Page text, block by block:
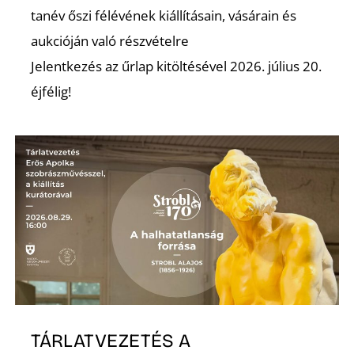
tanév őszi félévének kiállításain, vásárain és
aukcióján való részvételre
Jelentkezés az űrlap kitöltésével 2026. július 20.
éjfélig!
TÁRLATVEZETÉS A